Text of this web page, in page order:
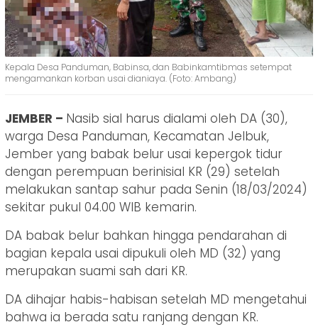
Kepala Desa Panduman, Babinsa, dan Babinkamtibmas setempat
mengamankan korban usai dianiaya. (Foto: Ambang)
JEMBER – Nasib sial harus dialami oleh DA (30),
warga Desa Panduman, Kecamatan Jelbuk,
Jember yang babak belur usai kepergok tidur
dengan perempuan berinisial KR (29) setelah
melakukan santap sahur pada Senin (18/03/2024)
sekitar pukul 04.00 WIB kemarin.
DA babak belur bahkan hingga pendarahan di
bagian kepala usai dipukuli oleh MD (32) yang
merupakan suami sah dari KR.
DA dihajar habis-habisan setelah MD mengetahui
bahwa ia berada satu ranjang dengan KR.